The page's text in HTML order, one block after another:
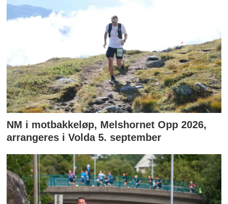
NM i motbakkeløp, Melshornet Opp 2026,
arrangeres i Volda 5. september